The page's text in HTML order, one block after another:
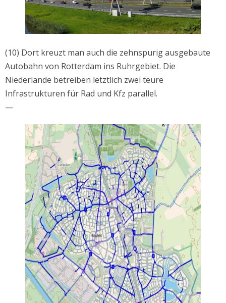
(10) Dort kreuzt man auch die zehnspurig ausgebaute
Autobahn von Rotterdam ins Ruhrgebiet. Die
Niederlande betreiben letztlich zwei teure
Infrastrukturen für Rad und Kfz parallel.
—